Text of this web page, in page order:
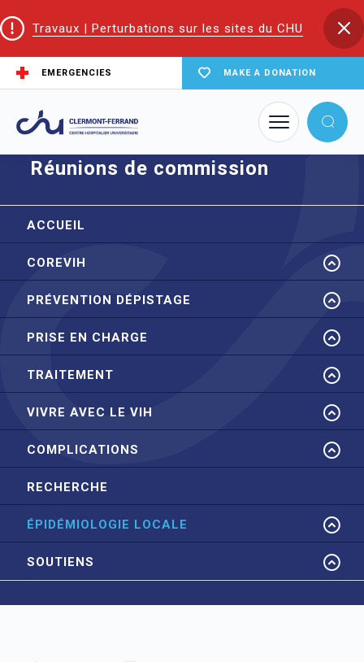
Travaux | Perturbations sur les sites du CHU
EMERGENCIES MAKE A DONATION
Home
Réunions de commission
ACCUEIL
COREVIH
PRÉVENTION DÉPISTAGE
PRISE EN CHARGE
TRAITEMENT
VIVRE AVEC LE VIH
COMPLICATIONS
RECHERCHE
ÉPIDÉMIOLOGIE LOCALE
SOUTIENS